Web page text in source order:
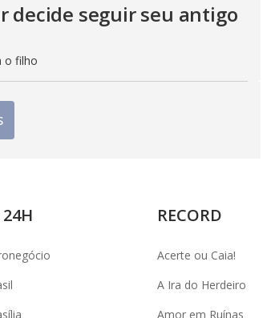
decide seguir seu antigo
o filho
24H RECORD
Acerte ou Caia!
A Ira do Herdeiro
Amor em Ruínas